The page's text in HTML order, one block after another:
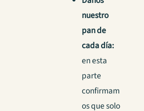
nuestro
pan de
cada día:
en esta
parte
confirmam
os que solo